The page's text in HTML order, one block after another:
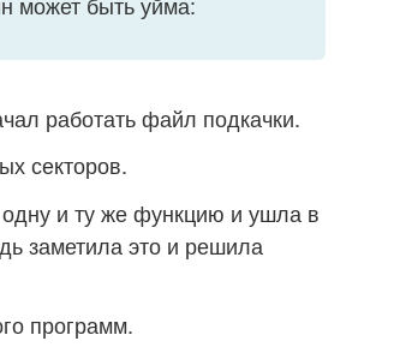
работать файл подкачки.
секторов.
и ту же функцию и ушла в
заметила это и решила
программ.